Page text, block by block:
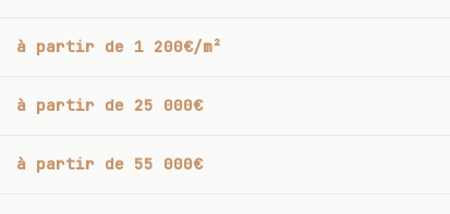
à partir de 1 200€/m²
à partir de 25 000€
à partir de 55 000€